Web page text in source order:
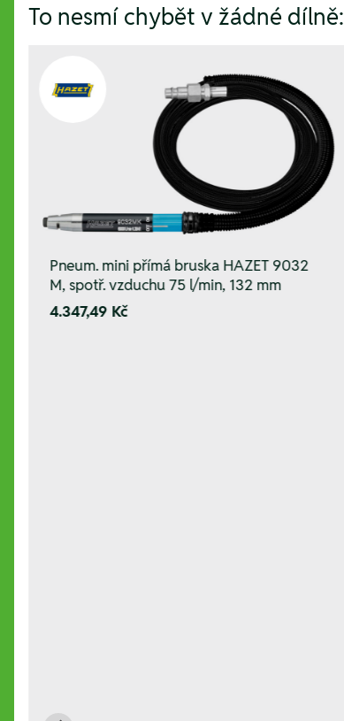
To nesmí chybět v žádné dílně:
Pneum. mini přímá bruska HAZET 9032
M, spotř. vzduchu 75 l/min, 132 mm
4.347,49 Kč